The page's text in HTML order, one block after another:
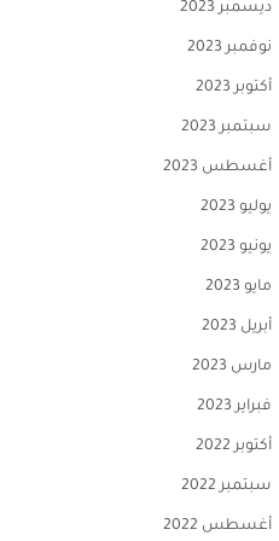
ديسمبر 2023
نوفمبر 2023
أكتوبر 2023
سبتمبر 2023
أغسطس 2023
يوليو 2023
يونيو 2023
مايو 2023
أبريل 2023
مارس 2023
فبراير 2023
أكتوبر 2022
سبتمبر 2022
أغسطس 2022